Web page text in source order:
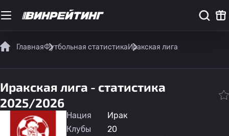
ГлавнаяФутбольная статистикаИракская лига
Иракская лига - статистика
2025/2026
Нация
Ирак
Клубы
20